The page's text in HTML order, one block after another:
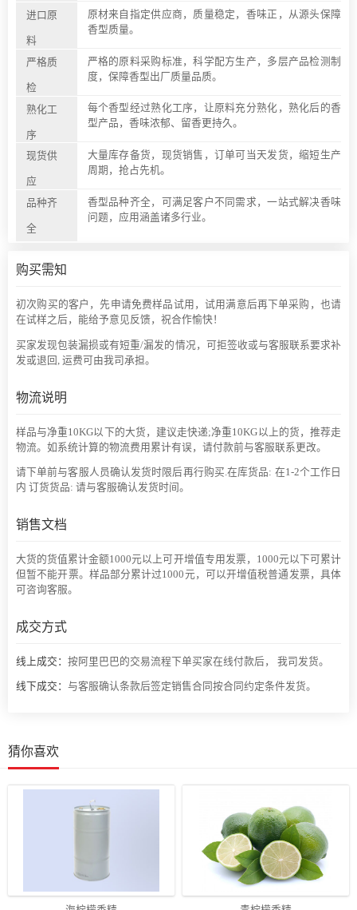
进口原
料
原材来自指定供应商，质量稳定，香味正，从源头保障
香型质量。
严格质
检
严格的原料采购标准，科学配方生产，多层产品检测制
度，保障香型出厂质量品质。
熟化工
序
每个香型经过熟化工序，让原料充分熟化，熟化后的香
型产品，香味浓郁、留香更持久。
现货供
应
大量库存备货，现货销售，订单可当天发货，缩短生产
周期，抢占先机。
品种齐
全
香型品种齐全，可满足客户不同需求，一站式解决香味
问题，应用涵盖诸多行业。
购买需知
初次购买的客户，先申请免费样品试用，试用满意后再下单采购，也请
在试样之后，能给予意见反馈，祝合作愉快！
买家发现包装漏损或有短重/漏发的情况，可拒签收或与客服联系要求补
发或退回, 运费可由我司承担。
物流说明
样品与净重10KG以下的大货，建议走快递;净重10KG以上的货，推荐走
物流。如系统计算的物流费用累计有误，请付款前与客服联系更改。
请下单前与客服人员确认发货时限后再行购买.在库货品: 在1-2个工作日
内 订货货品: 请与客服确认发货时间。
销售文档
大货的货值累计金额1000元以上可开增值专用发票，1000元以下可累计
但暂不能开票。样品部分累计过1000元，可以开增值税普通发票，具体
可咨询客服。
成交方式
线上成交： 按阿里巴巴的交易流程下单买家在线付款后， 我司发货。
线下成交： 与客服确认条款后签定销售合同按合同约定条件发货。
猜你喜欢